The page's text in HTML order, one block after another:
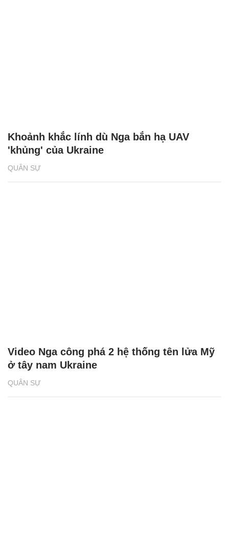
QUÂN SỰ
Khoảnh khắc lính dù Nga bắn hạ UAV
'khủng' của Ukraine
QUÂN SỰ
Video Nga công phá 2 hệ thống tên lửa Mỹ
ở tây nam Ukraine